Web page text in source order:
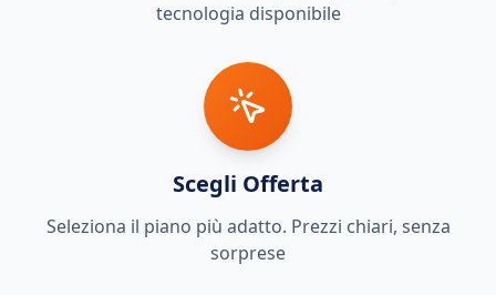
tecnologia disponibile
Scegli Offerta
Seleziona il piano più adatto. Prezzi chiari, senza
sorprese